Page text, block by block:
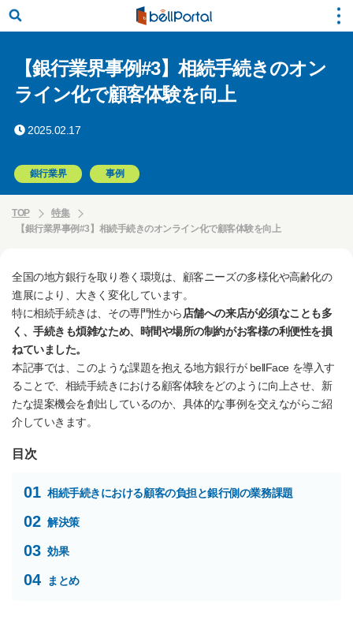
【銀行業界事例#3】相続手続きのオン
ライン化で顧客体験を向上
2025.02.17
銀行業界 事例
TOP
特集
【銀行業界事例#3】相続手続きのオンライン化で顧客体験を向上
全国の地方銀行を取り巻く環境は、顧客ニーズの多様化や高齢化の
進展により、大きく変化しています。
特に相続手続きは、その専門性から 店舗への来店が必須なことも多
く、手続きも煩雑なため、時間や場所の制約がお客様の利便性を損
ねていました。
本記事では、このような課題を抱える地方銀行が bellFace を導入す
ることで、相続手続きにおける顧客体験をどのように向上させ、新
たな提案機会を創出しているのか、具体的な事例を交えながらご紹
介していきます。
目次
01 相続手続きにおける顧客の負担と銀行側の業務課題
02 解決策
03 効果
04 まとめ